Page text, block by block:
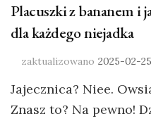
Placuszki z bananem i
dla każdego niejadka
zaktualizowano 2025-02-25
Jajecznica? Niee.
Znasz to? Na pewno!